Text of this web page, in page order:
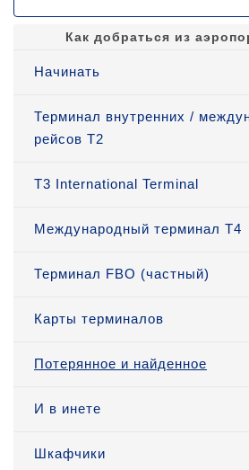
Как добраться из
Начинать
Терминал внутренних /
рейсов T2
T3 International Terminal
Международный терминал Т4
Терминал FBO (частный)
Карты терминалов
Потерянное и найденное
И в инете
Шкафчики